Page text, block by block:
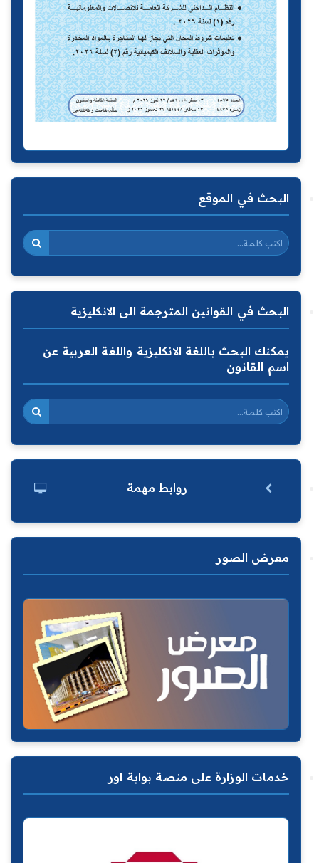
البحث في الموقع
البحث في القوانين المترجمة الى الانكليزية
يمكنك البحث باللغة الانكليزية واللغة العربية عن
اسم القانون
روابط مهمة
معرض الصور
خدمات الوزارة على منصة بوابة اور